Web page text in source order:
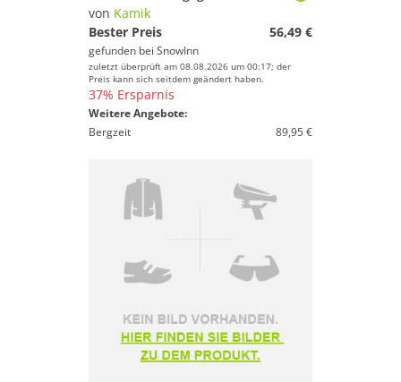
von Kamik
Bester Preis
56,49 €
gefunden bei SnowInn
zuletzt überprüft am 08.08.2026 um 00:17; der
Preis kann sich seitdem geändert haben.
37% Ersparnis
Weitere Angebote:
Bergzeit
89,95 €